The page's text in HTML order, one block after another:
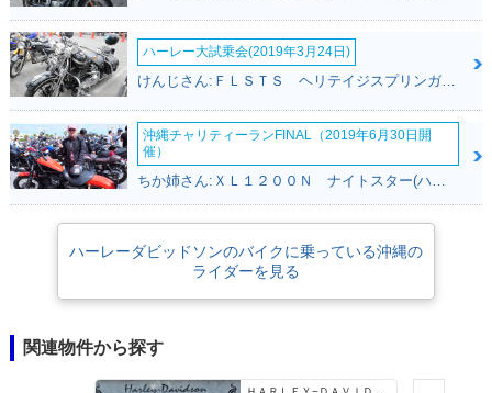
ハーレー大試乗会(2019年3月24日)
けんじさん:ＦＬＳＴＳ ヘリテイジスプリンガー(ハーレーダビッドソン)
沖縄チャリティーランFINAL（2019年6月30日開
催）
ちか姉さん:ＸＬ１２００Ｎ ナイトスター(ハーレーダビッドソン)
ハーレーダビッドソンのバイクに乗っている沖縄の
ライダーを見る
関連物件から探す